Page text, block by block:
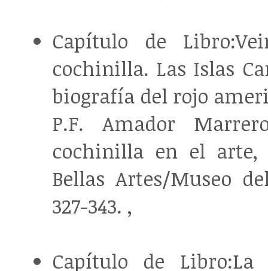
Capítulo de
cochinilla. Las Islas
biografía del rojo
P.F. Amador
cochinilla en el arte,
Bellas Artes/Museo
327-343. ,
Capítulo de